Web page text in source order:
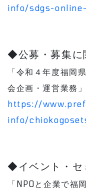
info/sdgs-
◆公募・募集に
「令和４年度福岡
会企画・運営業務
https://
info/
◆イベント・セ
「NPOと企業で